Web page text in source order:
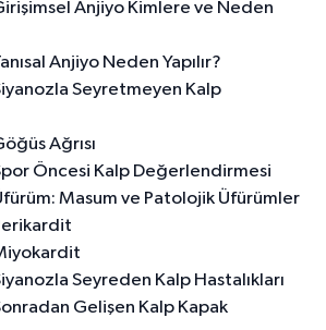
Anjiyo Kimlere ve Neden
Anjiyo Neden Yapılır?
Seyretmeyen Kalp
Ağrısı
Öncesi Kalp Değerlendirmesi
Masum ve Patolojik Üfürümler
Seyreden Kalp Hastalıkları
Gelişen Kalp Kapak